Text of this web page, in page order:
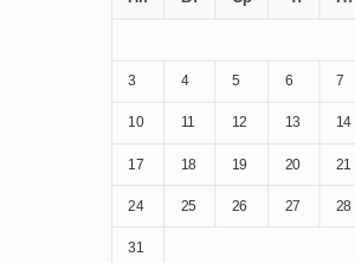
3 4 5 6 7
10 11 12 13 14
17 18 19 20 21
24 25 26 27 28
31